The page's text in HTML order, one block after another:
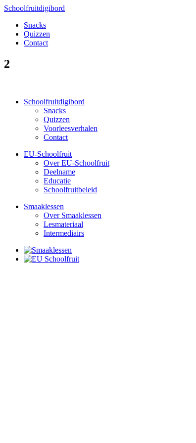
Schoolfruitdigibord
Snacks
Quizzen
Contact
2
Schoolfruitdigibord
Snacks
Quizzen
Voorleesverhalen
Contact
EU-Schoolfruit
Over EU-Schoolfruit
Deelname
Educatie
Schoolfruitbeleid
Smaaklessen
Over Smaaklessen
Lesmateriaal
Intermediairs